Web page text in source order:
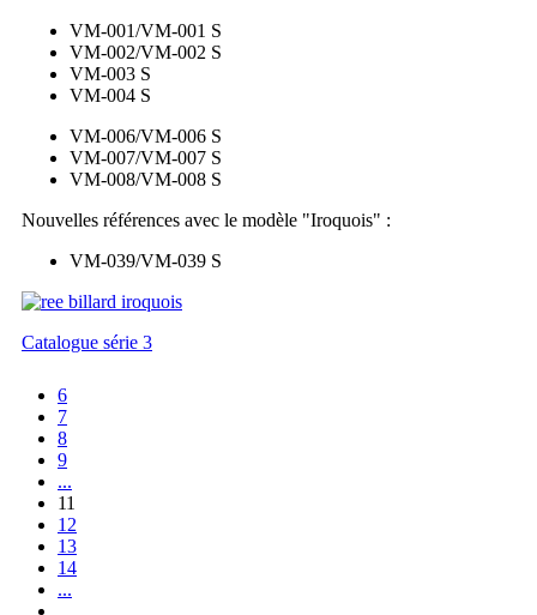
VM-001/VM-001 S
VM-002/VM-002 S
VM-003 S
VM-004 S
VM-006/VM-006 S
VM-007/VM-007 S
VM-008/VM-008 S
Nouvelles références avec le modèle "Iroquois" :
VM-039/VM-039 S
Catalogue série 3
6
7
8
9
...
11
12
13
14
...